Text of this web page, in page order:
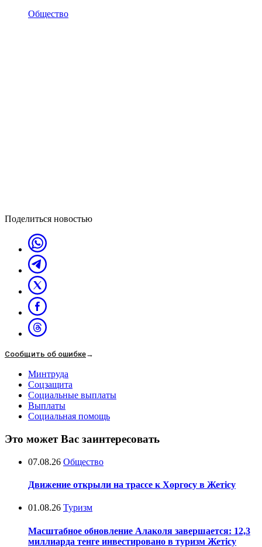
Общество
Поделиться новостью
Сообщить об ошибке→
Минтруда
Соцзащита
Социальные выплаты
Выплаты
Социальная помощь
Это может Вас заинтересовать
07.08.26 Общество
Движение открыли на трассе к Хоргосу в Жетісу
01.08.26 Туризм
Масштабное обновление Алаколя завершается: 12,3
миллиарда тенге инвестировано в туризм Жетісу